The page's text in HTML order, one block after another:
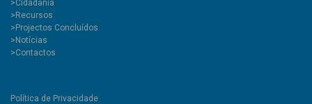
>Cidadania
>Recursos
>Projectos Concluídos
>Notícias
>Contactos
Política de Privacidade